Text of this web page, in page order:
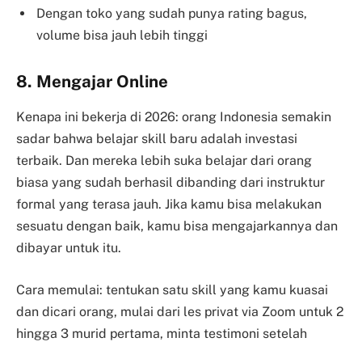
Dengan toko yang sudah punya rating bagus,
volume bisa jauh lebih tinggi
8. Mengajar Online
Kenapa ini bekerja di 2026: orang Indonesia semakin
sadar bahwa belajar skill baru adalah investasi
terbaik. Dan mereka lebih suka belajar dari orang
biasa yang sudah berhasil dibanding dari instruktur
formal yang terasa jauh. Jika kamu bisa melakukan
sesuatu dengan baik, kamu bisa mengajarkannya dan
dibayar untuk itu.
Cara memulai: tentukan satu skill yang kamu kuasai
dan dicari orang, mulai dari les privat via Zoom untuk 2
hingga 3 murid pertama, minta testimoni setelah